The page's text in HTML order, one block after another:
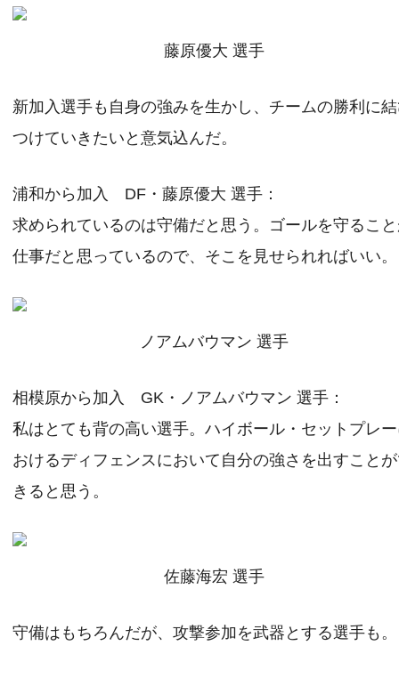
藤原優大 選手
新加入選手も自身の強みを生かし、チームの勝利に
つけていきたいと意気込んだ。
浦和から加入 DF・藤原優大 選手：
求められているのは守備だと思う。ゴールを守るこ
仕事だと思っているので、そこを見せられればいい。
ノアムバウマン 選手
相模原から加入 GK・ノアムバウマン 選手：
私はとても背の高い選手。ハイボール・セットプレ
おけるディフェンスにおいて自分の強さを出すこと
きると思う。
佐藤海宏 選手
守備はもちろんだが、攻撃参加を武器とする選手も。